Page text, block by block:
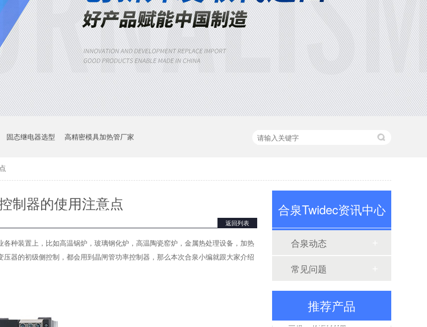
固态继电器选型 高精密模具加热管厂家
制器的使用注意点
返回列表
种装置上，比如高温锅炉，玻璃钢化炉，高温陶瓷窑炉，金属热处理设备，加热
器的初级侧控制，都会用到晶闸管功率控制器，那么本次合泉小编就跟大家介绍
合泉Twidec资讯中心
合泉动态
常见问题
推荐产品
定制大功率直流电源